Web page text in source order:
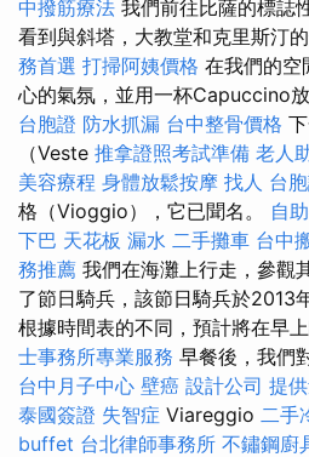
中撥筋療法 我們前往比薩的標誌
看到與斜塔，大教堂和克里斯汀
務首選 打掃阿姨價格 在我們的空
心的氣氛，並用一杯Capuccino
台胞證 防水抓漏 台中整骨價格
（Veste 推拿證照考試準備 老人
美容療程 身體放鬆按摩 找人 台
格（Vioggio），它已聞名。 自
下巴 天花板 漏水 二手攤車 台中
務推薦 我們在海灘上行走，參觀
了節日騎兵，該節日騎兵於2013
根據時間表的不同，預計將在早
士事務所專業服務 早餐後，我們
台中月子中心 壁癌 設計公司 提
泰國簽證 失智症 Viareggio 二手
buffet 台北律師事務所 不鏽鋼廚